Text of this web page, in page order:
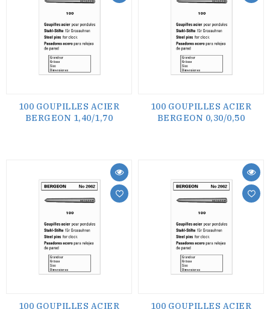
100 GOUPILLES ACIER
BERGEON 1,40/1,70
100 GOUPILLES ACIER
BERGEON 0,30/0,50
100 GOUPILLES ACIER
100 GOUPILLES ACIER